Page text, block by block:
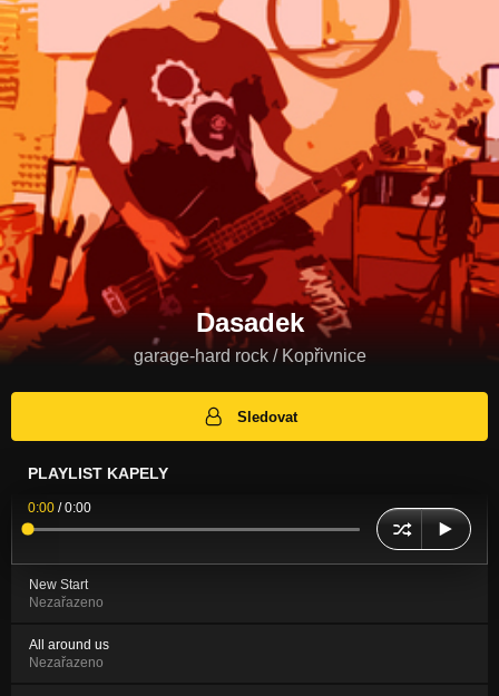
Dasadek
garage-hard rock / Kopřivnice
Sledovat
PLAYLIST KAPELY
0:00 /0:00
New Start
Nezařazeno
All around us
Nezařazeno